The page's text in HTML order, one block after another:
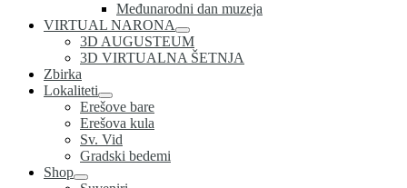
Međunarodni dan muzeja
VIRTUAL NARONA
3D AUGUSTEUM
3D VIRTUALNA ŠETNJA
Zbirka
Lokaliteti
Erešove bare
Erešova kula
Sv. Vid
Gradski bedemi
Shop